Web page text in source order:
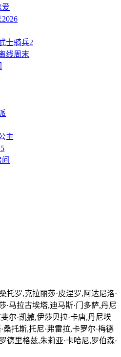
爱
士骑兵2
线周末
主
托罗,克拉丽莎·皮涅罗,阿达尼洛·
·马拉古埃塔,迪马斯·门多萨,丹尼
尔·凯撒,伊莎贝拉·卡唐,丹尼埃
桑托斯,托尼·弗雷拉,卡罗尔·梅德
德里格兹,朱莉亚·卡哈尼,罗伯森·